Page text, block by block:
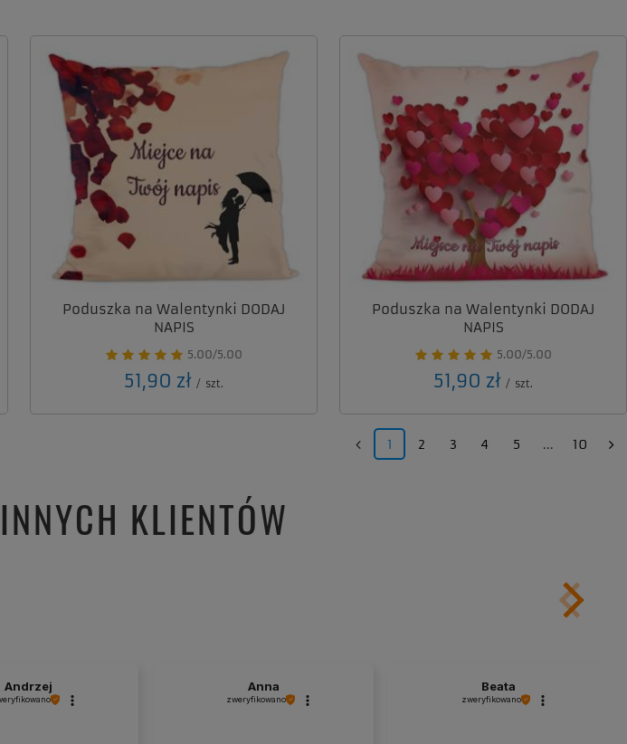
Poduszka na Walentynki DODAJ
NAPIS
5.00/5.00
51,90 zł / szt.
Poduszka na Walentynki DODAJ
NAPIS
5.00/5.00
51,90 zł / szt.
1 2 3 4 5 ... 10
KLIENTÓW
Andrzej Anna
zweryfikowano
Beata
zweryfikowano